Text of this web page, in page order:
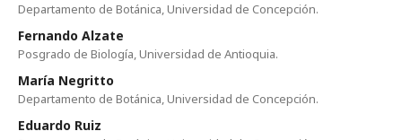
Departamento de Botánica, Universidad de Concepción.
Fernando Alzate
Posgrado de Biología, Universidad de Antioquia.
María Negritto
Departamento de Botánica, Universidad de Concepción.
Eduardo Ruiz